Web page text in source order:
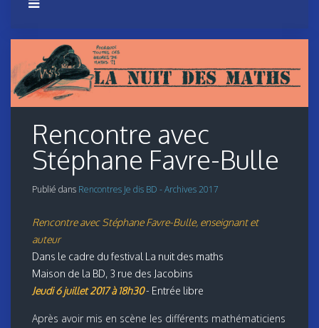
Rencontre avec
Stéphane Favre-Bulle
Publié dans Rencontres Je dis BD - Archives 2017
Rencontre avec Stéphane Favre-Bulle, enseignant et
auteur
Dans le cadre du festival La nuit des maths
Maison de la BD, 3 rue des Jacobins
Jeudi 6 juillet 2017 à 18h30- Entrée libre
Après avoir mis en scène les différents mathématiciens